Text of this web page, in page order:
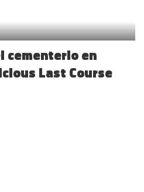
cementerio en
Last Course